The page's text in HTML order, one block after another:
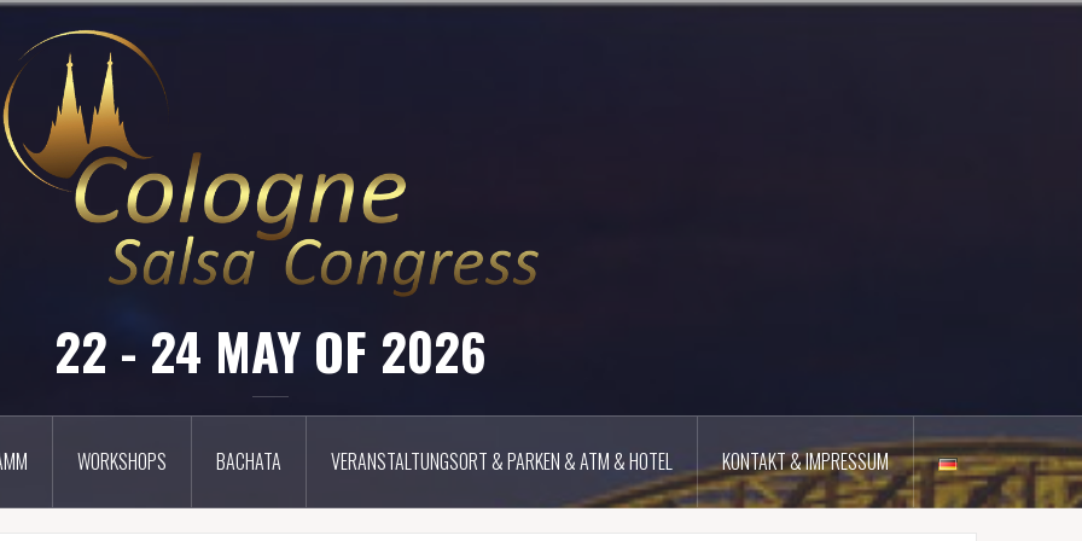
22 - 24 MAY OF 2026
WORKSHOPS BACHATA VERANSTALTUNGSORT & PARKEN & ATM & HOTEL KONTAKT & IMPRESSUM